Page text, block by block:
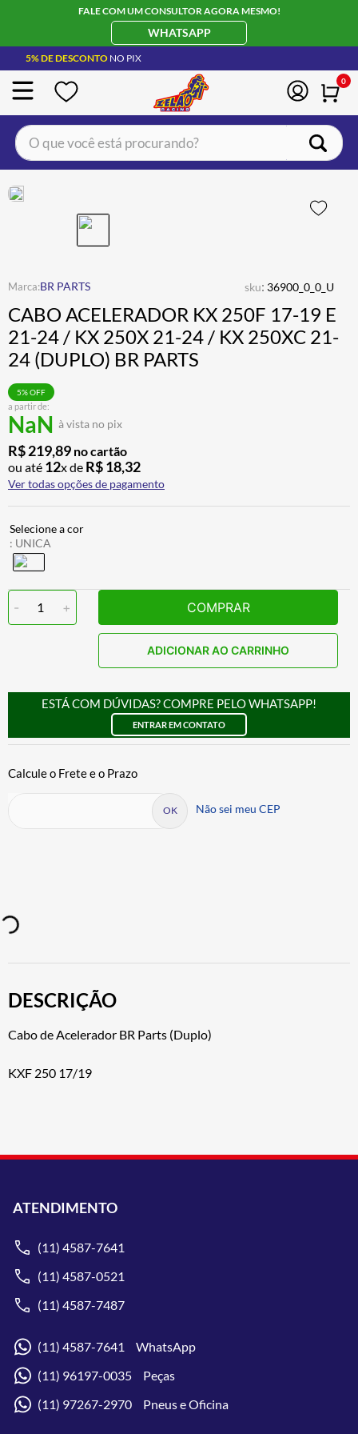
FALE COM UM CONSULTOR AGORA MESMO!
WHATSAPP
5% DE DESCONTO NO PIX
0
O que você está procurando?
BR PARTS sku: 36900_0_0_U
CABO ACELERADOR KX 250F 17-19 E
21-24 / KX 250X 21-24 / KX 250XC 21-
24 (DUPLO) BR PARTS
a partir de:
NaN à vista no pix
5% OFF
R$219,89 no cartão
ou até 12x de R$18,32
Ver todas opções de pagamento
: UNICA
- 1 + COMPRAR
ADICIONAR AO CARRINHO
ESTÁ COM DÚVIDAS? COMPRE PELO WHATSAPP!
ENTRAR EM CONTATO
Não sei meu CEP
DESCRIÇÃO
Cabo de Acelerador BR Parts (Duplo)
KXF 250 17/19
ATENDIMENTO
(11) 4587-7641
(11) 4587-0521
(11) 4587-7487
(11) 4587-7641 WhatsApp
(11) 96197-0035 Peças
(11) 97267-2970 Pneus e Oficina
BOTA
4º ÓCULOS SOLAR
5º LUVA
6º BAU
7º CALÇA
8º
9 º AIROH
10º BOTAS